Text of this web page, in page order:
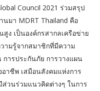
Council 2021 ร่วมสรุป
นมา MDRT Thailand คือ
ง เป็นองค์กรสากลเครือข่าย
ามรู้จากสมาชิกที่มีความ
การประกันภัย การวางแผน
าชีพ เสมือนสังคมแห่งการ
วนร่วมแนวคิดต่างๆ ในการ